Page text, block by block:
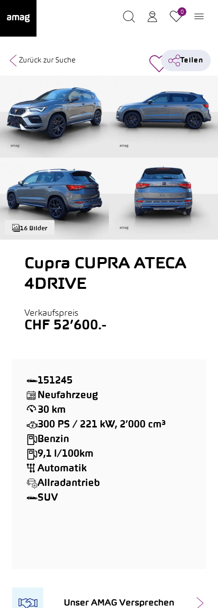
0
16 Bilder
Zurück zur Suche Teilen
Cupra CUPRA ATECA
4DRIVE
Verkaufspreis
CHF 52’600.-
151245
Neufahrzeug
30 km
300 PS / 221 kW, 2’000 cm³
Benzin
9,1 l/100km
Automatik
Allradantrieb
SUV
Unser AMAG Versprechen